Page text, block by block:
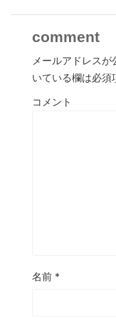
comment
メールアドレスが
いている欄は必須
コメント
名前 *